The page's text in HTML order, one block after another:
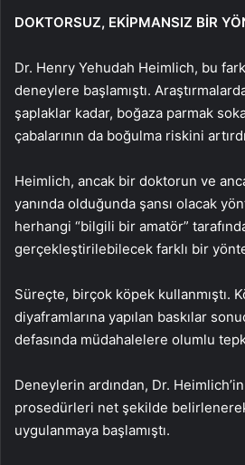
DOKTORSUZ, EKİPMANSIZ BİR
Dr. Henry Yehudah Heimlich, bu
deneylere başlamıştı.
şaplaklar kadar, boğaza parmak
çabalarının da boğulma riskini
Heimlich, ancak bir doktorun ve
yanında olduğunda şansı olacak
herhangi “bilgili bir amatör”
gerçekleştirilebilecek farklı bir
Süreçte, birçok köpek kullanmıştı.
diyaframlarına yapılan baskılar
defasında müdahalelere olumlu
Deneylerin ardından, Dr.
prosedürleri net şekilde
uygulanmaya başlamıştı.